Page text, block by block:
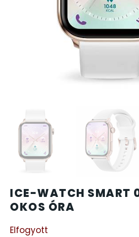
ICE-WATCH SMART
OKOS ÓRA
Elfogyott
CANGO&RINALDI KARÓRÁK
DIVAT KARÓRÁK (Curren,
DOXA
FALIÓRÁK
FÉMCSATOK